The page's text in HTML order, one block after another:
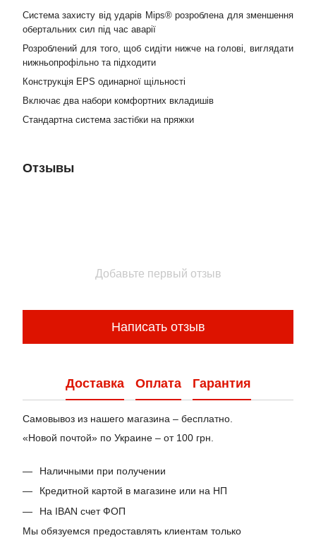
Система захисту від ударів Mips® розроблена для зменшення
обертальних сил під час аварії
Розроблений для того, щоб сидіти нижче на голові, виглядати
нижньопрофільно та підходити
Конструкція EPS одинарної щільності
Включає два набори комфортних вкладишів
Стандартна система застібки на пряжки
Отзывы
Добавьте первый отзыв
Написать отзыв
Доставка Оплата Гарантия
Самовывоз из нашего магазина – бесплатно.
«Новой почтой» по Украине – от 100 грн.
Наличными при получении
Кредитной картой в магазине или на НП
На IBAN счет ФОП
Мы обязуемся предоставлять клиентам только